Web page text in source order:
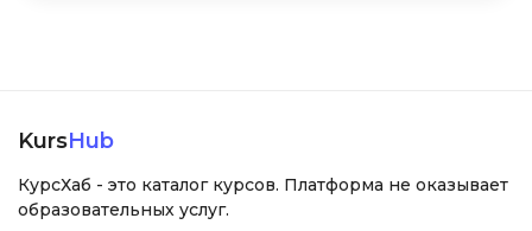
KursHub
КурсХаб - это каталог курсов. Платформа не оказывает
образовательных услуг.